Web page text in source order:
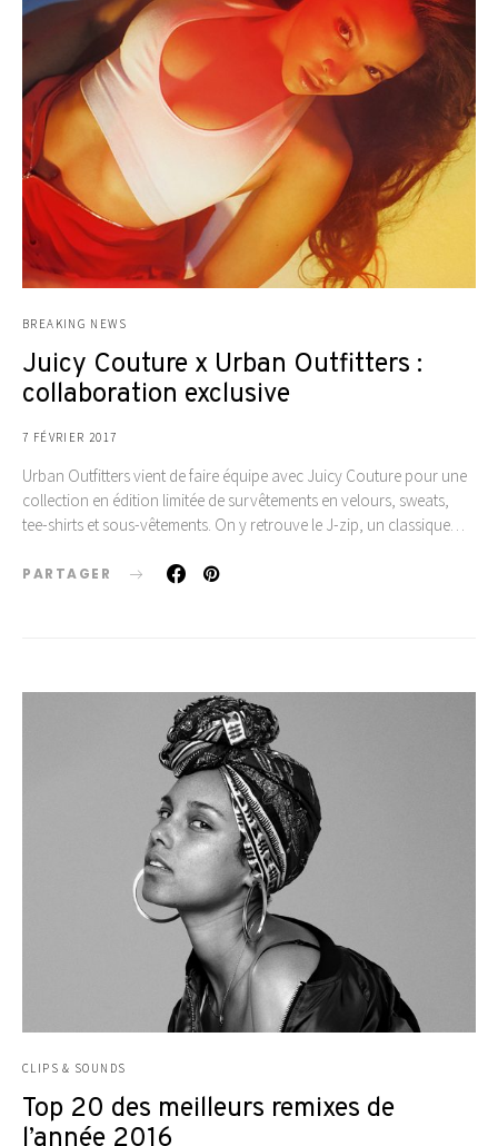
BREAKING NEWS
Juicy Couture x Urban Outfitters :
collaboration exclusive
7 FÉVRIER 2017
Urban Outfitters vient de faire équipe avec Juicy Couture pour une
collection en édition limitée de survêtements en velours, sweats,
tee-shirts et sous-vêtements. On y retrouve le J-zip, un classique…
PARTAGER
CLIPS & SOUNDS
Top 20 des meilleurs remixes de
l’année 2016